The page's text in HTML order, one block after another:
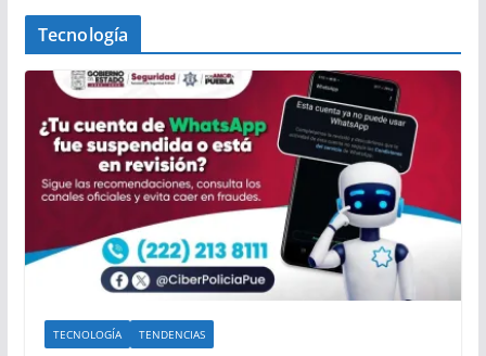
Tecnología
TECNOLOGÍA TENDENCIAS